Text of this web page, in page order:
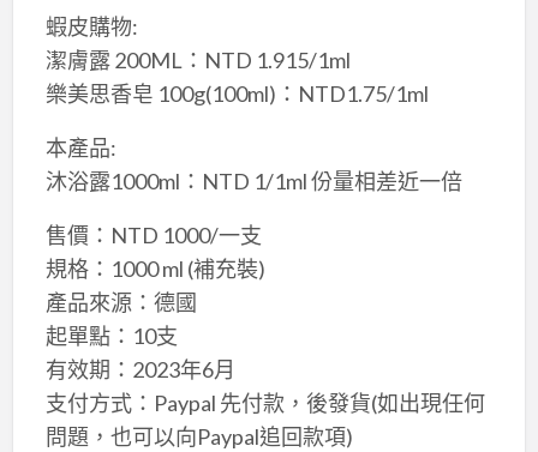
蝦皮購物:
潔膚露 200ML：NTD 1.915/1ml
樂美思香皂 100g(100ml)：NTD1.75/1ml
本產品:
沐浴露1000ml：NTD 1/1ml 份量相差近一倍
售價：NTD 1000/一支
規格：1000 ml (補充裝)
產品來源：德國
起單點：10支
有效期：2023年6月
支付方式：Paypal 先付款，後發貨(如出現任何
問題，也可以向Paypal追回款項)